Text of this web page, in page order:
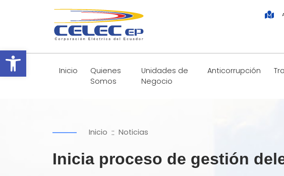
Abrir barra de herramientas
Inicio
Quienes
Somos
Unidades de
Negocio
Anticorrupción
Inicio :: Noticias
Inicia proceso de gestión